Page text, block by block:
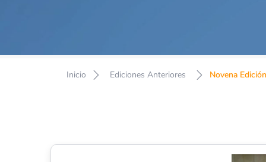
Inicio Ediciones Anteriores Novena Edición